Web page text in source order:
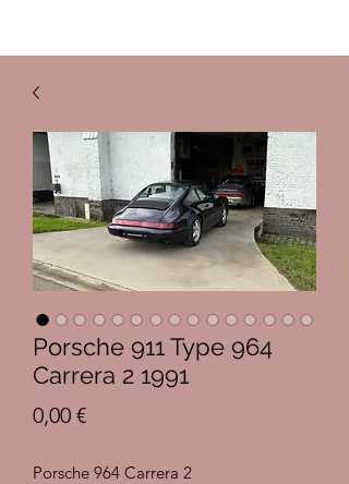
Porsche 911 Type 964
Carrera 2 1991
0,00 €Prix
Porsche 964 Carrera 2